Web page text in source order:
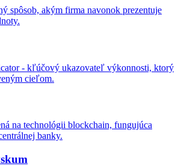
spôsob, akým firma navonok prezentuje
- kľúčový ukazovateľ výkonnosti, ktorý
cieľom.
na technológii blockchain, fungujúca
banky.